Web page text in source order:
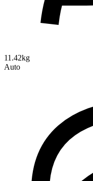
11.42kg
Auto